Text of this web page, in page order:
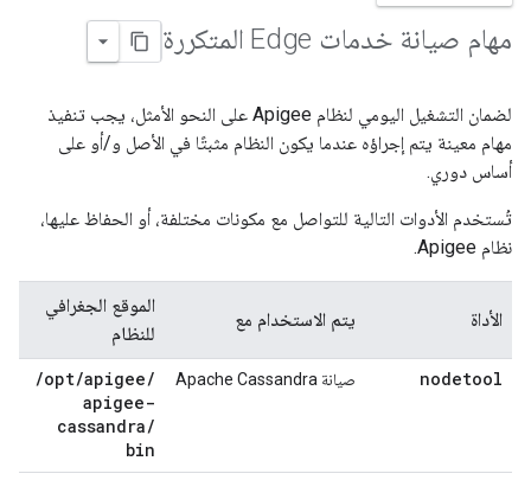
مهام صيانة خدمات Edge المتكررة
لضمان التشغيل اليومي لنظام Apigee على النحو الأمثل، يجب تنفيذ
مهام معينة يتم إجراؤه عندما يكون النظام مثبتًا في الأصل و/أو على
أساس دوري.
تُستخدم الأدوات التالية للتواصل مع مكونات مختلفة، أو الحفاظ عليها،
نظام Apigee.
الأداة يتم الاستخدام مع
الموقع الجغرافي
للنظام
nodetool
صيانة Apache Cassandra /opt/apigee/
apigee-
cassandra/
bin